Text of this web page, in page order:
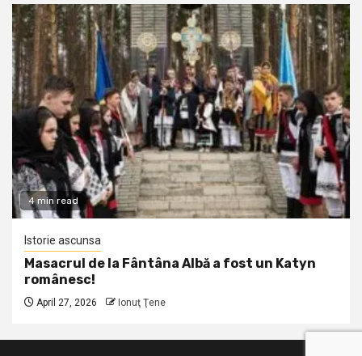
4 min read
Istorie ascunsa
Masacrul de la Fântâna Albă a fost un Katyn
românesc!
April 27, 2026 Ionuţ Ţene